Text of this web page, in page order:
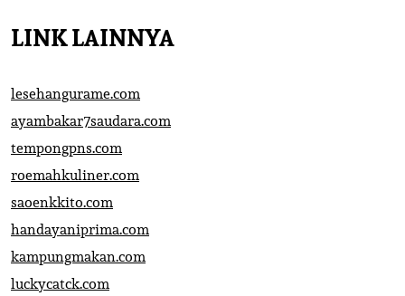
LINK LAINNYA
lesehangurame.com
ayambakar7saudara.com
tempongpns.com
roemahkuliner.com
saoenkkito.com
handayaniprima.com
kampungmakan.com
luckycatck.com